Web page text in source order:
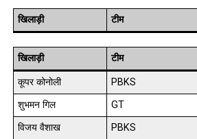
खिलाड़ी टीम
खिलाड़ी टीम
कूपर कोनोली PBKS
शुभमन गिल
GT
विजय वैशाख
PBKS